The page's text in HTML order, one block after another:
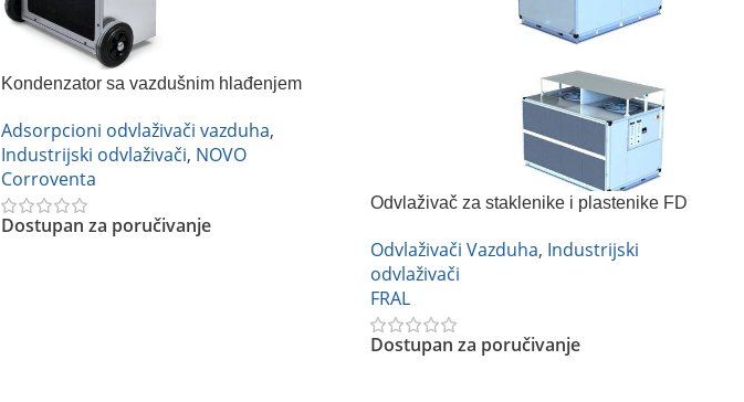
Kondenzator sa vazdušnim hlađenjem
Adsorpcioni odvlaživači vazduha,
Industrijski odvlaživači, NOVO
Corroventa
Dostupan za poručivanje
Odvlaživač za staklenike i plastenike FD
Odvlaživači Vazduha, Industrijski
odvlaživači
FRAL
Dostupan za poručivanje